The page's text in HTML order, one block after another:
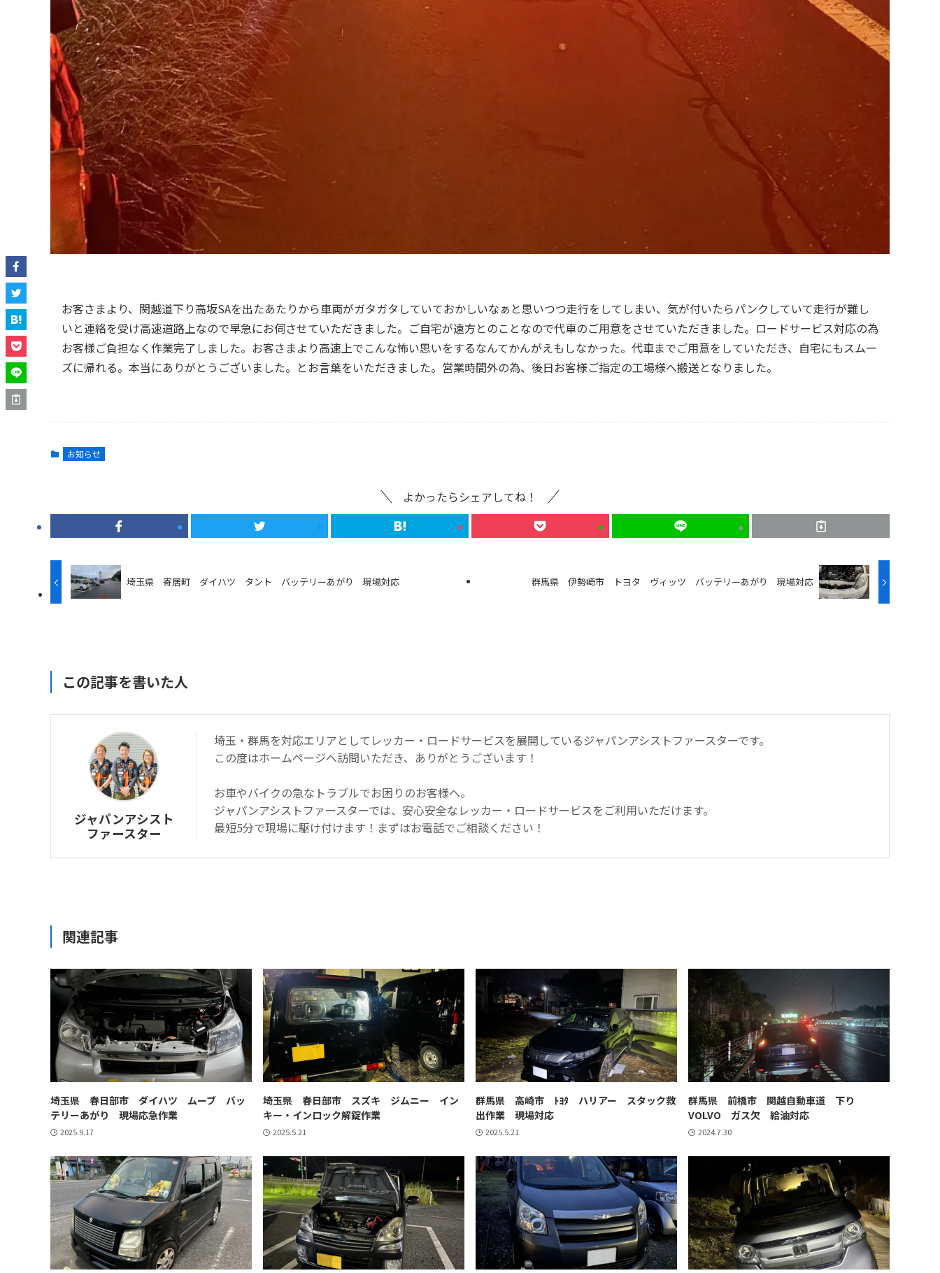
お客さまより、関越道下り高坂SAを出たあたりから車両がガタガタしていておかしいなぁと思いつつ走行をしてしまい、気が付いたらパンクしていて走行が難し
いと連絡を受け高速道路上なので早急にお伺させていただきました。ご自宅が遠方とのことなので代車のご用意をさせていただきました。ロードサービス対応の為
お客様ご負担なく作業完了しました。お客さまより高速上でこんな怖い思いをするなんてかんがえもしなかった。代車までご用意をしていただき、自宅にもスムー
ズに帰れる。本当にありがとうございました。とお言葉をいただきました。営業時間外の為、後日お客様ご指定の工場様へ搬送となりました。
お知らせ
よかったらシェアしてね！
埼玉県 寄居町 ダイハツ タント バッテリーあがり 現場対応 群馬県 伊勢崎市 トヨタ ヴィッツ バッテリーあがり 現場対応
この記事を書いた人
ジャパンアシスト
ファースター
埼玉・群馬を対応エリアとしてレッカー・ロードサービスを展開しているジャパンアシストファースターです。
この度はホームページへ訪問いただき、ありがとうございます！
お車やバイクの急なトラブルでお困りのお客様へ。
ジャパンアシストファースターでは、安心安全なレッカー・ロードサービスをご利用いただけます。
最短5分で現場に駆け付けます！まずはお電話でご相談ください！
関連記事
埼玉県 春日部市 ダイハツ ムーブ バッ
テリーあがり 現場応急作業
2025.9.17
埼玉県 春日部市 スズキ ジムニー イン
キー・インロック解錠作業
2025.5.21
群馬県 高崎市 ﾄﾖﾀ ハリアー スタック救
出作業 現場対応
2025.5.21
群馬県 前橋市 関越自動車道 下り
VOLVO ガス欠 給油対応
2024.7.30